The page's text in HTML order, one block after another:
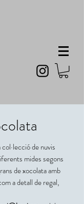
de nuvis
mides segons
de xocolata amb
a detall de regal,